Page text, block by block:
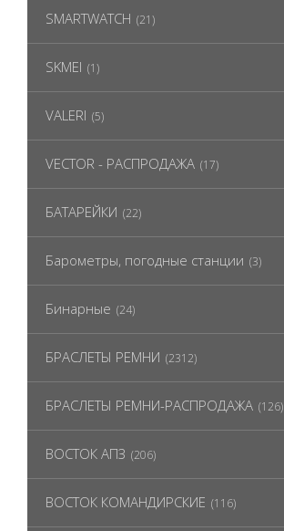
SMARTWATCH (21)
SKMEI (1)
VALERI (5)
VECTOR - РАСПРОДАЖА (17)
БАТАРЕЙКИ (22)
Барометры, погодные станции (3)
Бинарные (24)
БРАСЛЕТЫ РЕМНИ (2312)
БРАСЛЕТЫ РЕМНИ-РАСПРОДАЖА (126)
ВОСТОК АПЗ (206)
ВОСТОК КОМАНДИРСКИЕ (116)